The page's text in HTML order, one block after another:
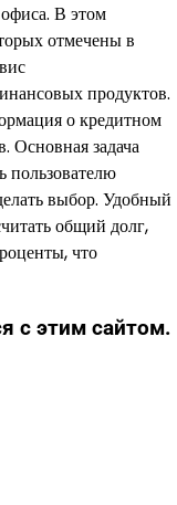
В этом
отмечены в
продуктов.
о кредитном
Основная задача
пользователю
выбор. Удобный
общий долг,
что
с этим сайтом.